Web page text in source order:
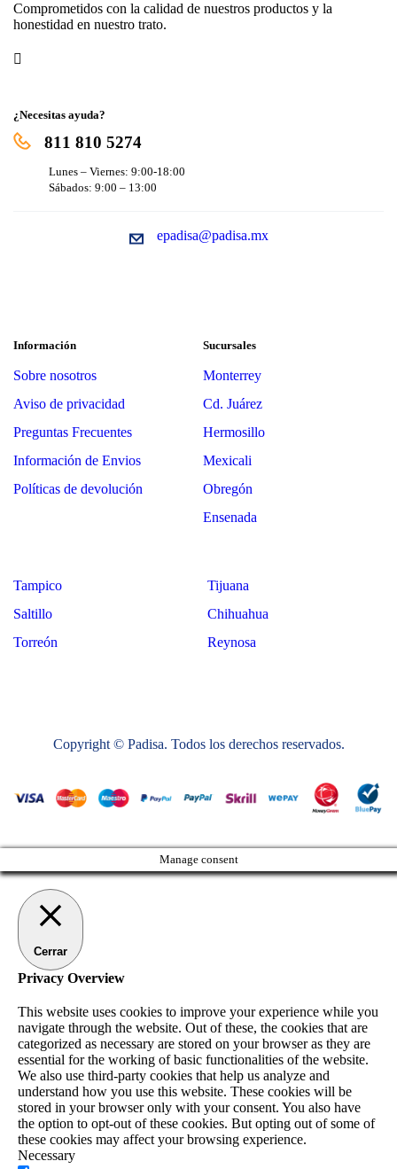
Comprometidos con la calidad de nuestros productos y la
honestidad en nuestro trato.
¿Necesitas ayuda?
811 810 5274
Lunes – Viernes: 9:00-18:00
Sábados: 9:00 – 13:00
epadisa@padisa.mx
Información
Sobre nosotros
Aviso de privacidad
Preguntas Frecuentes
Información de Envios
Políticas de devolución
Sucursales
Monterrey
Cd. Juárez
Hermosillo
Mexicali
Obregón
Ensenada
Tampico
Tijuana
Saltillo
Chihuahua
Torreón
Reynosa
Copyright © Padisa. Todos los derechos reservados.
Manage consent
Cerrar
Privacy Overview
This website uses cookies to improve your experience while you
navigate through the website. Out of these, the cookies that are
categorized as necessary are stored on your browser as they are
essential for the working of basic functionalities of the website.
We also use third-party cookies that help us analyze and
understand how you use this website. These cookies will be
stored in your browser only with your consent. You also have
the option to opt-out of these cookies. But opting out of some of
these cookies may affect your browsing experience.
Necessary